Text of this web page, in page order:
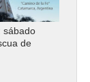
sábado
de